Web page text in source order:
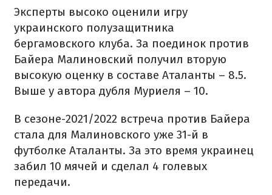
Эксперты высоко оценили игру
украинского полузащитника
бергамовского клуба. За поединок против
Байера Малиновский получил вторую
высокую оценку в составе Аталанты – 8.5.
Выше у автора дубля Муриеля – 10.
В сезоне-2021/2022 встреча против Байера
стала для Малиновского уже 31-й в
футболке Аталанты. За это время украинец
забил 10 мячей и сделал 4 голевых
передачи.